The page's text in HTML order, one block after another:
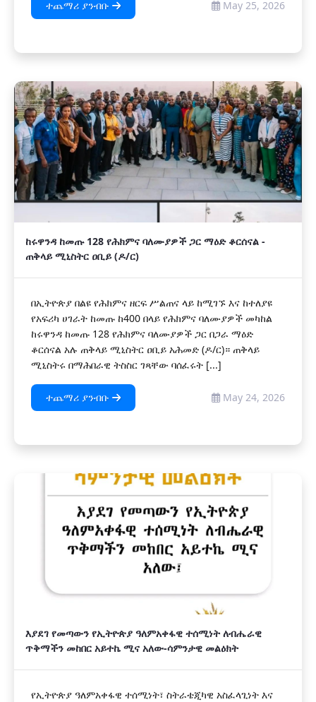
ተጨማሪ ያንብቡ May 25, 2026
ከሩዋንዳ ከመጡ 128 የሕክምና ባለሙያዎች ጋር ማዕድ ቆርሰናል -
ጠቅላይ ሚኒስትር ዐቢይ (ዶ/ር)
በኢትዮጵያ በልዩ የሕክምና ዘርፍ ሥልጠና ላይ ከሚገኙ እና ከተለያዩ
የአፍሪካ ሀገራት ከመጡ ከ400 በላይ የሕክምና ባለሙያዎች መካከል
ከሩዋንዳ ከመጡ 128 የሕክምና ባለሙያዎች ጋር በጋራ ማዕድ
ቆርሰናል አሉ ጠቅላይ ሚኒስትር ዐቢይ አሕመድ (ዶ/ር)። ጠቅላይ
ሚኒስትሩ በማሕበራዊ ትስስር ገጻቸው ባሰፈሩት [...]
ተጨማሪ ያንብቡ May 24, 2026
እያደገ የመጣውን የኢትዮጵያ ዓለምአቀፋዊ ተሰሚነት ለብሔራዊ
ጥቅማችን መከበር አይተኬ ሚና አለው-ሳምንታዊ መልዕክት
የኢትዮጵያ ዓለምአቀፋዊ ተሰሚነት፣ ስትራቴጂካዊ አስፈላጊነት እና